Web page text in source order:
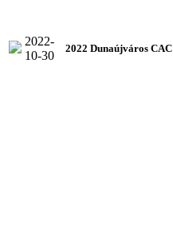
2022-
10-30
2022 Dunaújváros CAC